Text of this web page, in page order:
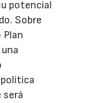
potencial
Sobre
será